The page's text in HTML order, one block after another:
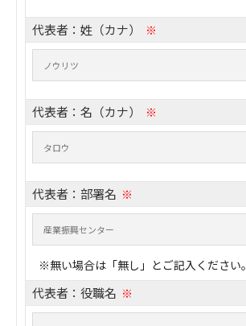
代表者：姓（カナ） ※
代表者：名（カナ） ※
代表者：部署名 ※
※無い場合は「無し」とご記入ください。
代表者：役職名 ※